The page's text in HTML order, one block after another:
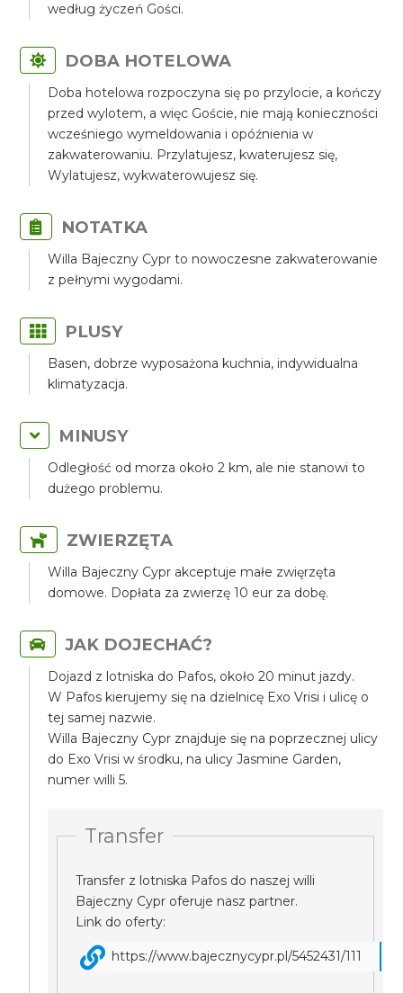
według życzeń Gości.
DOBA HOTELOWA
Doba hotelowa rozpoczyna się po przylocie, a kończy
przed wylotem, a więc Goście, nie mają konieczności
wcześniego wymeldowania i opóźnienia w
zakwaterowaniu. Przylatujesz, kwaterujesz się,
Wylatujesz, wykwaterowujesz się.
NOTATKA
Willa Bajeczny Cypr to nowoczesne zakwaterowanie
z pełnymi wygodami.
PLUSY
Basen, dobrze wyposażona kuchnia, indywidualna
klimatyzacja.
MINUSY
Odległość od morza około 2 km, ale nie stanowi to
dużego problemu.
ZWIERZĘTA
Willa Bajeczny Cypr akceptuje małe zwięrzęta
domowe. Dopłata za zwierzę 10 eur za dobę.
JAK DOJECHAĆ?
Dojazd z lotniska do Pafos, około 20 minut jazdy.
W Pafos kierujemy się na dzielnicę Exo Vrisi i ulicę o
tej samej nazwie.
Willa Bajeczny Cypr znajduje się na poprzecznej ulicy
do Exo Vrisi w środku, na ulicy Jasmine Garden,
numer willi 5.
Transfer
Transfer z lotniska Pafos do naszej willi
Bajeczny Cypr oferuje nasz partner.
Link do oferty:
https://www.bajecznycypr.pl/5452431/111